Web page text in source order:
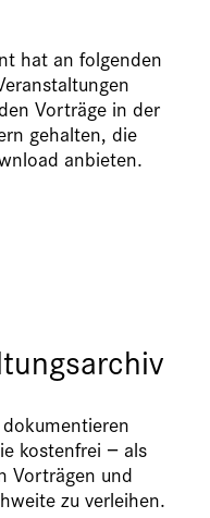
hat an folgenden
Vorträge in der
gehalten, die
anbieten.
kostenfrei − als
Vorträgen und
zu verleihen.